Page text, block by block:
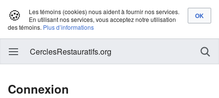
🍪
Les témoins (cookies) nous aident à fournir nos services.
En utilisant nos services, vous acceptez notre utilisation
des témoins. Plus d’informations
CerclesRestauratifs.org
Connexion